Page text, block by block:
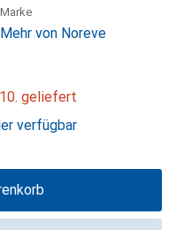
Marke
Mehr von Noreve
geliefert
verfügbar